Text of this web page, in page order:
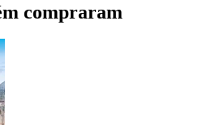
compraram